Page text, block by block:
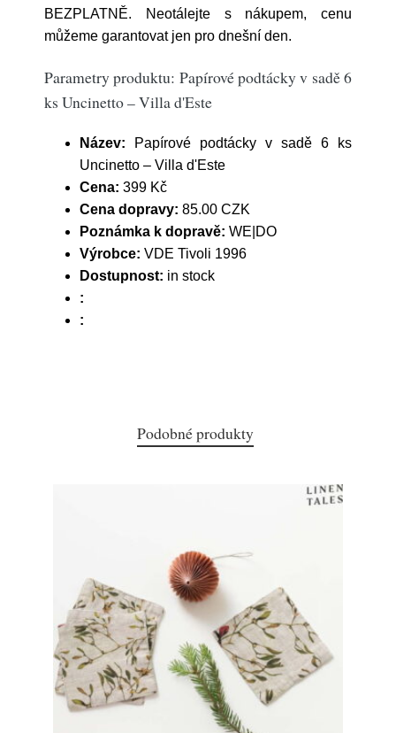
BEZPLATNĚ. Neotálejte s nákupem, cenu
můžeme garantovat jen pro dnešní den.
Parametry produktu: Papírové podtácky v sadě 6
ks Uncinetto – Villa d'Este
Název: Papírové podtácky v sadě 6 ks
Uncinetto – Villa d'Este
Cena: 399 Kč
Cena dopravy: 85.00 CZK
Poznámka k dopravě: WE|DO
Výrobce: VDE Tivoli 1996
Dostupnost: in stock
:
:
Podobné produkty